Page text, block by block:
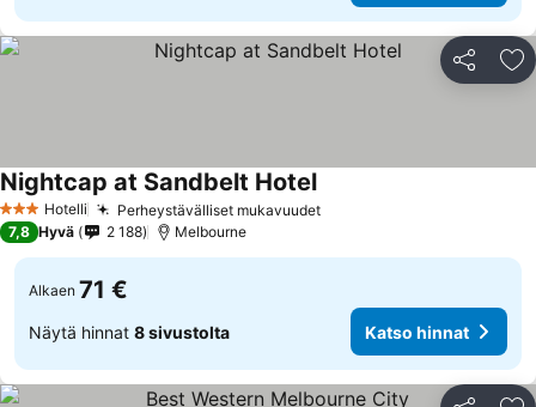
Jaa
3 Tähtiluokitus
Hotelli Perheystävälliset mukavuudet
Nightcap at Sandbelt Hotel
7,8 Hyvä 2 188 Melbourne
Alkaen 71 €
Näytä hinnat 8 sivustolta Katso hinnat